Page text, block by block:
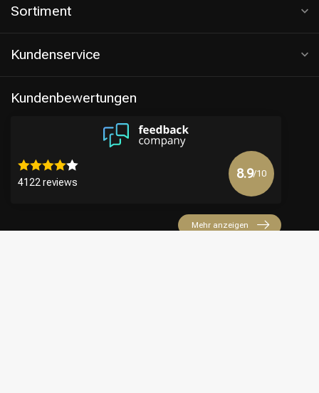
Sortiment
Kundenservice
Kundenbewertungen
4122 reviews
8.9/10
Mehr anzeigen